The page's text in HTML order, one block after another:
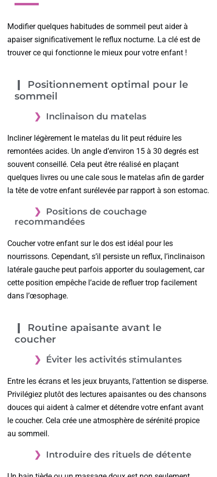
Modifier quelques habitudes de sommeil peut aider à
apaiser significativement le reflux nocturne. La clé est de
trouver ce qui fonctionne le mieux pour votre enfant !
Positionnement optimal pour le
sommeil
Inclinaison du matelas
Incliner légèrement le matelas du lit peut réduire les
remontées acides. Un angle d’environ 15 à 30 degrés est
souvent conseillé. Cela peut être réalisé en plaçant
quelques livres ou une cale sous le matelas afin de garder
la tête de votre enfant surélevée par rapport à son estomac.
Positions de couchage
recommandées
Coucher votre enfant sur le dos est idéal pour les
nourrissons. Cependant, s’il persiste un reflux, l’inclinaison
latérale gauche peut parfois apporter du soulagement, car
cette position empêche l’acide de refluer trop facilement
dans l’œsophage.
Routine apaisante avant le
coucher
Éviter les activités stimulantes
Entre les écrans et les jeux bruyants, l’attention se disperse.
Privilégiez plutôt des lectures apaisantes ou des chansons
douces qui aident à calmer et détendre votre enfant avant
le coucher. Cela crée une atmosphère de sérénité propice
au sommeil.
Introduire des rituels de détente